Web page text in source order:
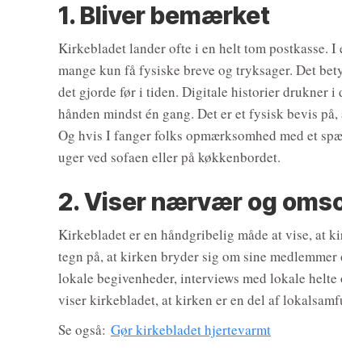
1. Bliver bemærket
Kirkebladet lander ofte i en helt tom postkasse.
mange kun få fysiske breve og tryksager. Det
det gjorde før i tiden. Digitale historier drukner i
hånden mindst én gang. Det er et fysisk bevis
Og hvis I fanger folks opmærksomhed med et
uger ved sofaen eller på køkkenbordet.
2. Viser nærvær og
Kirkebladet er en håndgribelig måde at vise, at
tegn på, at kirken bryder sig om sine
lokale begivenheder, interviews med lokale
viser kirkebladet, at kirken er en del af
Se også: Gør kirkebladet hjertevarmt